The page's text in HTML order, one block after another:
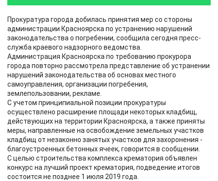
Прокуратура города добилась принятия мер со стороны
администрации Красноярска по устранению нарушений
законодательства о погребении, сообщила сегодня пресс-
служба краевого надзорного ведомства.
Администрация Красноярска по требованию прокурора
города повторно рассмотрела представление об устранении
нарушений законодательства об основах местного
самоуправления, организации погребения,
землепользовании, рекламе.
С учетом принципиальной позиции прокуратуры
осуществлено расширение площади некоторых кладбищ,
действующих на территории Красноярска, а также приняты
меры, направленные на освобождение земельных участков
кладбищ от незаконно занятых участков для захоронения -
благоустроенных бетонных ячеек, говорится в сообщении.
С целью строительства комплекса крематория объявлен
конкурс на лучший проект крематория, подведение итогов
состоится не позднее 1 июля 2019 года.